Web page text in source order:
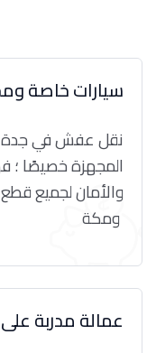
سيارات خاصة
نقل عفش في جدة
المجهزة خصيصًا ؛
والأمان لجميع
عمالة مدربة